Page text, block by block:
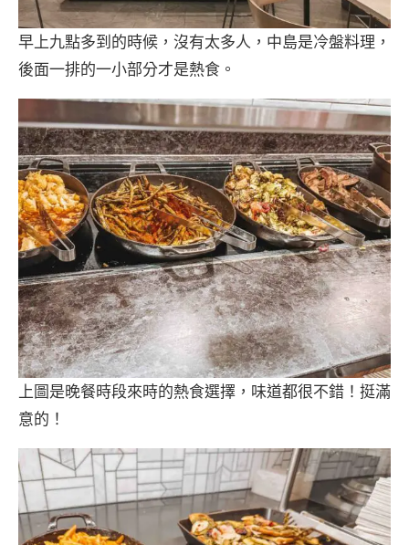
早上九點多到的時候，沒有太多人，中島是冷盤料理，
後面一排的一小部分才是熱食。
上圖是晚餐時段來時的熱食選擇，味道都很不錯！挺滿
意的！